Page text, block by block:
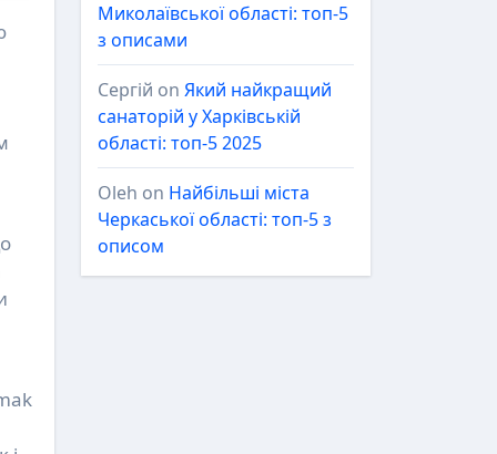
Миколаївської області: топ-5
з описами
Сергій on Який найкращий
санаторій у Харківській
області: топ-5 2025
Oleh on Найбільші міста
Черкаської області: топ-5 з
описом